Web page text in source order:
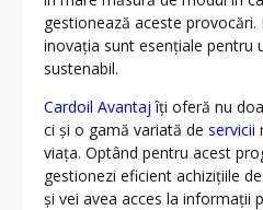
gestionează aceste
inovația sunt esențiale pentru
sustenabil.
Cardoil Avantaj îți oferă nu
ci și o gamă variată de servicii
viața. Optând pentru acest
gestionezi eficient achizițiile
și vei avea acces la informații